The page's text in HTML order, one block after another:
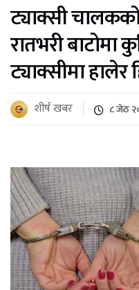
ट्याक्सी
रातभरी बाटोमा
ट्याक्सीमा
शीर्ष खबर ८ जेठ